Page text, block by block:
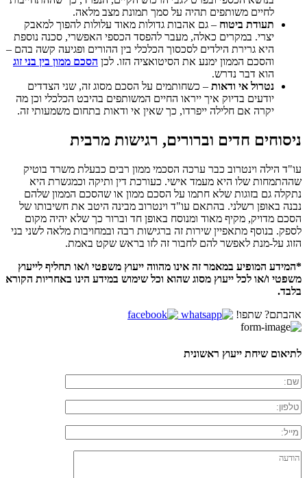
לחיים משותפים תהיה על סמך תמונת מצב מלאה.
תעודת ביטוח – גם אהבות גדולות מאוד עלולות להפוך למאבק
יצרי. במקרים כאלה, מעבר להפסד הכספי האפשרי, סכנה נוספת
היא גרירת הילדים לסכסוך הכלכלי בין ההורים ופגיעה קשה בהם –
והסכם הממון ימנע את הסיטואציה הזו. לכן הסכם ממון בין בני זוג
הוא דבר נדרש.
נטרול אי ודאות – כשחותמים על הסכם מסוג זה, שני הצדדים
יודעים בדיוק איך ייראו החיים המשותפים בהיבט הכלכלי וכן מה
יקרה אם חלילה ייפרדו, כך שאין אי ודאות בתחום משמעותי זה.
ניסוחים חדים וברורים, רגישות מרבית
עו"ד הילה וינטרוב כבר ערכה הסכמי ממון רבים כבעלת משרד בוטיק
שההתמחות שלו היא מעמד אישי. כעורכת דין ותיקה וכמגשרת היא
נתקלה גם בזוגות שלא חתמו על הסכם ממון או שהסכם הממון שלהם
נבנה באופן רשלני. בהתאם עו"ד וינטרוב מבינה היטב את חשיבותו של
הסכם מדויק, מקיף מאוד ומנוסח באופן חד וברור כך שלא יהיה מקום
לספק. בנוסף מתאפיין שירות זה ברגישות רבה ובמחויבות מלאה לשני בני
הזוג על-מנת לאפשר להם לחבור זה לזו בראש שקט באמת.
*המידע המופיע במאמר זה אינו מהווה ייעוץ משפטי ו/או תחליף לייעוץ
משפטי ו/או לכל ייעוץ מסוג שהוא וכל שימוש במידע הינו באחריות הקורא
בלבד.
אהבתם? שתפו!
לתיאום שיחת ייעוץ ראשונית